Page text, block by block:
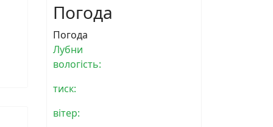
Погода
Погода
Лубни
вологість:
тиск:
вітер: